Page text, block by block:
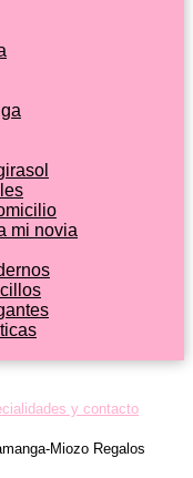
mi novia
y contacto
Miozo Regalos